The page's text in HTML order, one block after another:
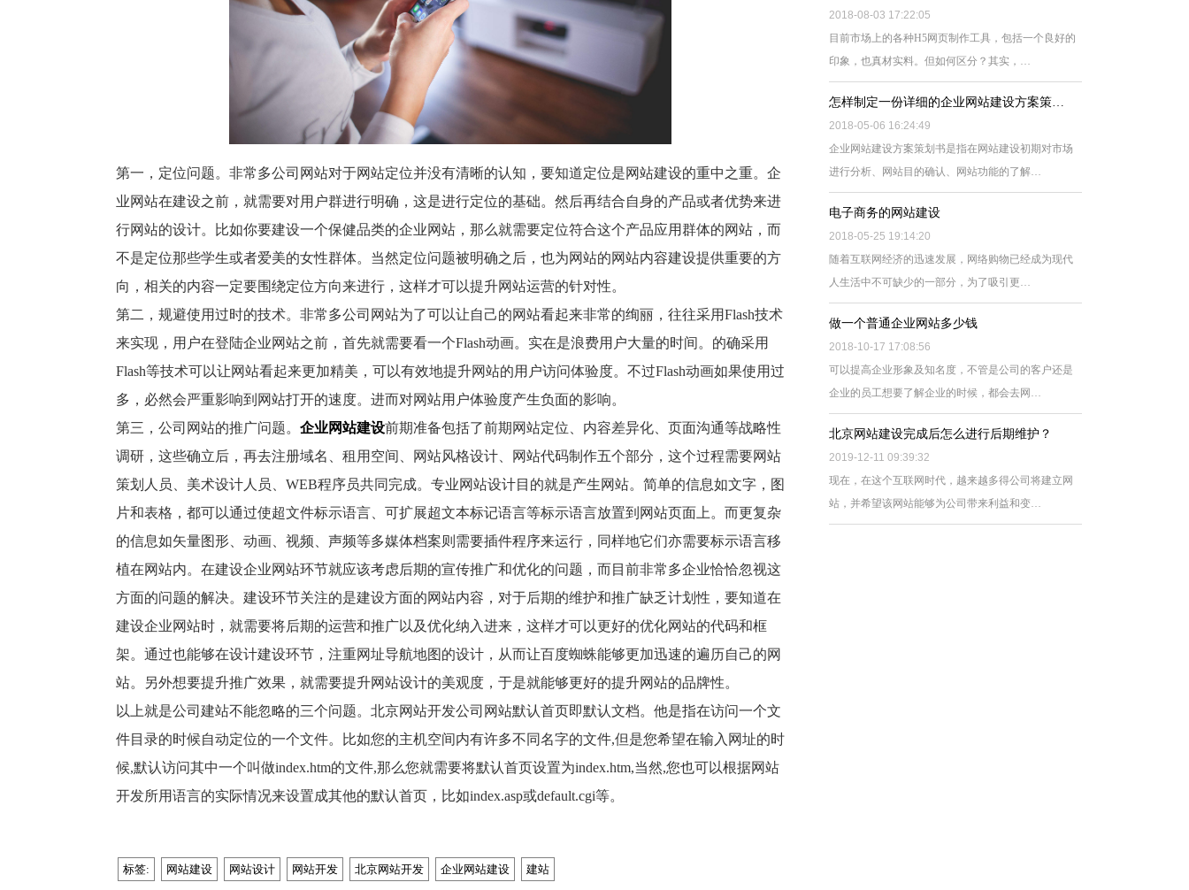
第一，定位问题。非常多公司网站对于网站定位并没有清晰的认知，要知道定位是网站建设的重中之重。企
业网站在建设之前，就需要对用户群进行明确，这是进行定位的基础。然后再结合自身的产品或者优势来进
行网站的设计。比如你要建设一个保健品类的企业网站，那么就需要定位符合这个产品应用群体的网站，而
不是定位那些学生或者爱美的女性群体。当然定位问题被明确之后，也为网站的网站内容建设提供重要的方
向，相关的内容一定要围绕定位方向来进行，这样才可以提升网站运营的针对性。
第二，规避使用过时的技术。非常多公司网站为了可以让自己的网站看起来非常的绚丽，往往采用Flash技术
来实现，用户在登陆企业网站之前，首先就需要看一个Flash动画。实在是浪费用户大量的时间。的确采用
Flash等技术可以让网站看起来更加精美，可以有效地提升网站的用户访问体验度。不过Flash动画如果使用过
多，必然会严重影响到网站打开的速度。进而对网站用户体验度产生负面的影响。
第三，公司网站的推广问题。 企业网站建设前期准备包括了前期网站定位、内容差异化、页面沟通等战略性
调研，这些确立后，再去注册域名、租用空间、网站风格设计、网站代码制作五个部分，这个过程需要网站
策划人员、美术设计人员、 WEB程序员共同完成。专业网站设计目的就是产生网站。简单的信息如文字，图
片和表格，都可以通过使超文件标示语言、可扩展超文本标记语言等标示语言放置到网站页面上。而更复杂
的信息如矢量图形、动画、视频、声频等多媒体档案则需要插件程序来运行，同样地它们亦需要标示语言移
植在网站内。在建设企业网站环节就应该考虑后期的宣传推广和优化的问题，而目前非常多企业恰恰忽视这
方面的问题的解决。建设环节关注的是建设方面的网站内容，对于后期的维护和推广缺乏计划性，要知道在
建设企业网站时，就需要将后期的运营和推广以及优化纳入进来，这样才可以更好的优化网站的代码和框
架。通过也能够在设计建设环节，注重网址导航地图的设计，从而让百度蜘蛛能够更加迅速的遍历自己的网
站。另外想要提升推广效果，就需要提升网站设计的美观度，于是就能够更好的提升网站的品牌性。
以上就是公司建站不能忽略的三个问题。北京网站开发公司网站默认首页即默认文档。他是指在访问一个文
件目录的时候自动定位的一个文件。比如您的主机空间内有许多不同名字的文件,但是您希望在输入网址的时
候,默认访问其中一个叫做index.htm的文件,那么您就需要将默认首页设置为index.htm,当然,您也可以根据网站
开发所用语言的实际情况来设置成其他的默认首页，比如index.asp或default.cgi等。
标签: 网站建设 网站设计 网站开发 北京网站开发 企业网站建设 建站
2018-08-03 17:22:05
目前市场上的各种H5网页制作工具，包括一个良好的
印象，也真材实料。但如何区分？其实，…
怎样制定一份详细的企业网站建设方案策…
2018-05-06 16:24:49
企业网站建设方案策划书是指在网站建设初期对市场
进行分析、网站目的确认、网站功能的了解…
电子商务的网站建设
2018-05-25 19:14:20
随着互联网经济的迅速发展，网络购物已经成为现代
人生活中不可缺少的一部分，为了吸引更…
做一个普通企业网站多少钱
2018-10-17 17:08:56
可以提高企业形象及知名度，不管是公司的客户还是
企业的员工想要了解企业的时候，都会去网…
北京网站建设完成后怎么进行后期维护？
2019-12-11 09:39:32
现在，在这个互联网时代，越来越多得公司将建立网
站，并希望该网站能够为公司带来利益和变…